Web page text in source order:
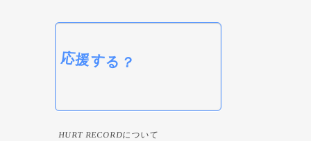
応援する？
HURT RECORDについて